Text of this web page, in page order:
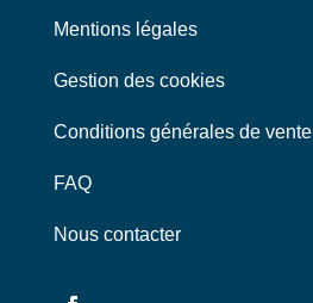
Mentions légales
Gestion des cookies
Conditions générales de vente
FAQ
Nous contacter